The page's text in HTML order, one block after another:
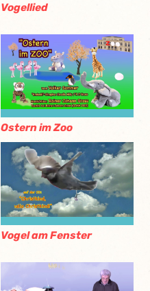
Vogellied
Ostern im Zoo
Vogel am Fenster